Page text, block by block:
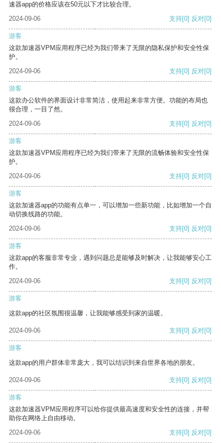
速器app的价格应该在50元以下才比较合理。
2024-09-06
支持[0] 反对[0]
游客
这款加速器VPM应用程序已经为我们带来了无限的隐私保护和安全性保
护。
2024-09-06
支持[0] 反对[0]
游客
这款办公软件的界面设计非常简洁，使用起来非常方便。功能的布局也
很合理，一目了然。
2024-09-06
支持[0] 反对[0]
游客
这款加速器VPM应用程序已经为我们带来了无限的流畅体验和安全性保
护。
2024-09-06
支持[0] 反对[0]
游客
这款加速器app的功能有点单一，可以增加一些新功能，比如增加一个自
动切换线路的功能。
2024-09-06
支持[0] 反对[0]
游客
这款app的客服非常专业，遇到问题总是能够及时解决，让我能够安心工
作。
2024-09-06
支持[0] 反对[0]
游客
这款app的社区氛围很温馨，让我能够感受到家的温暖。
2024-09-06 支持[0] 反对[0]
游客
这款app的用户群体非常庞大，我可以结识到来自世界各地的朋友。
2024-09-06 支持[0] 反对[0]
游客
这款加速器VPM应用程序可以给你提供最高速度和安全性的连接，并帮
助你在网络上自由移动。
2024-09-06
支持[0] 反对[0]